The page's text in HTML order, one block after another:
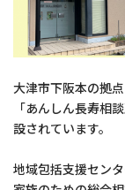
大津市下阪本の拠
「あんしん長寿相
設されています。
地域包括支援セン